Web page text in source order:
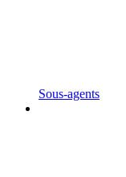
Sous-agents